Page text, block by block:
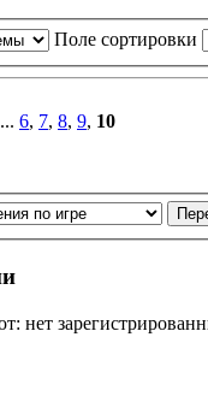
Поле сортировки
... 6, 7, 8, 9, 10
нет